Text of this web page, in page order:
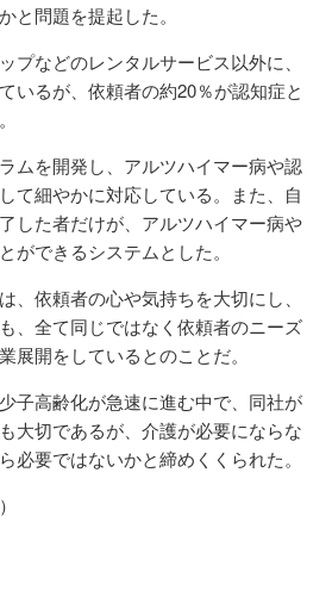
と問題を提起した。
プなどのレンタルサービス以外に、
いるが、依頼者の約20％が認知症と
ムを開発し、アルツハイマー病や認
て細やかに対応している。また、自
した者だけが、アルツハイマー病や
ができるシステムとした。
、依頼者の心や気持ちを大切にし、
、全て同じではなく依頼者のニーズ
展開をしているとのことだ。
子高齢化が急速に進む中で、同社が
大切であるが、介護が必要にならな
必要ではないかと締めくくられた。